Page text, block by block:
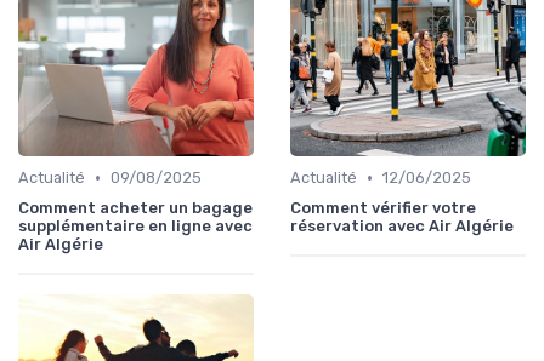
Actualité • 09/08/2025
Comment acheter un bagage
supplémentaire en ligne avec
Air Algérie
Actualité • 12/06/2025
Comment vérifier votre
réservation avec Air Algérie